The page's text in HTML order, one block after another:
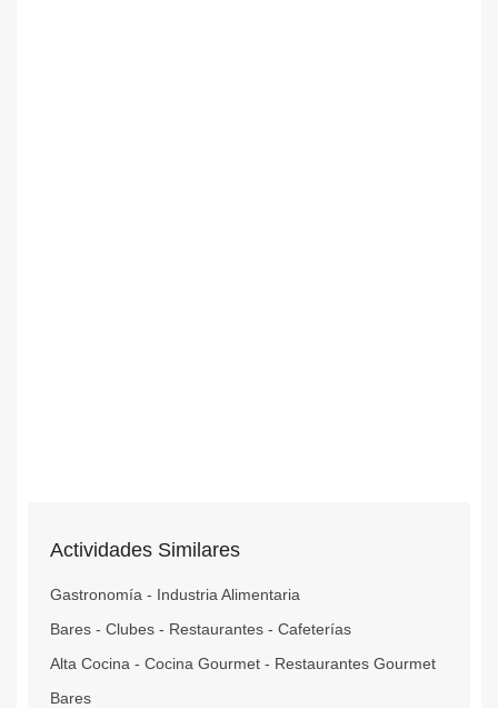
Actividades Similares
Gastronomía - Industria Alimentaria
Bares - Clubes - Restaurantes - Cafeterías
Alta Cocina - Cocina Gourmet - Restaurantes Gourmet
Bares